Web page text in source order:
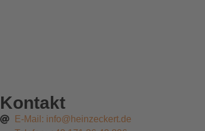
Kontakt
E-Mail: info@heinzeckert.de